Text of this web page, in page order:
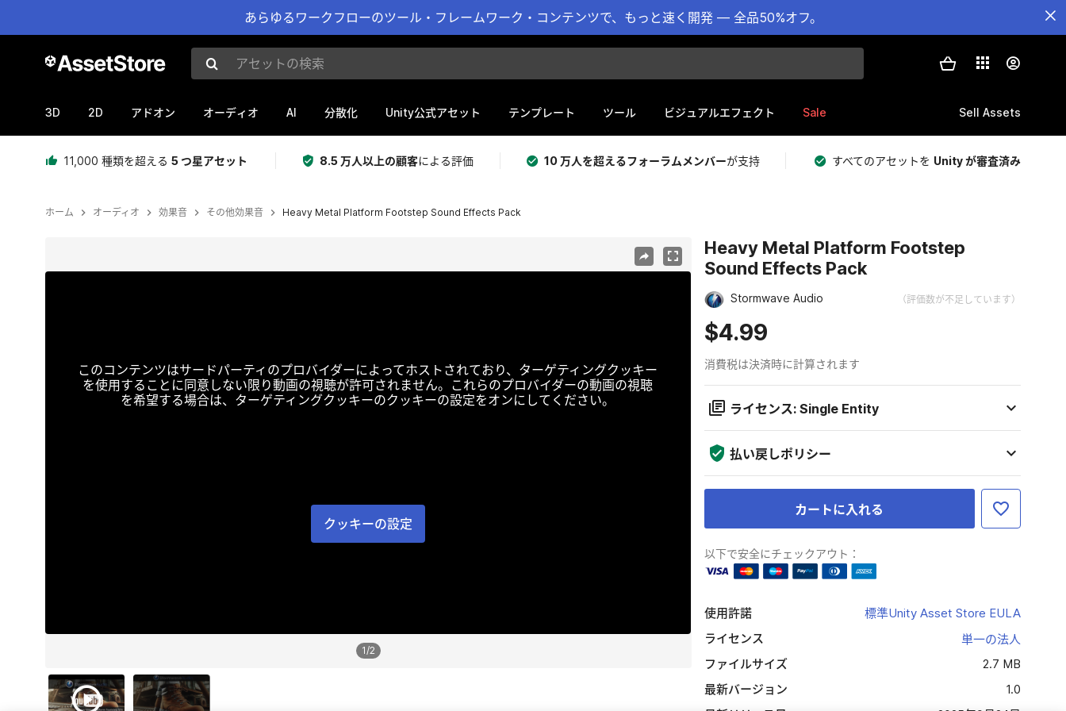
あらゆるワークフローのツール・フレームワーク・コンテンツで、もっと速く開発 — 全品50%オフ。
アセットの検索
3D 2D アドオン オーディオ AI 分散化 Unity公式アセット テンプレート ツール ビジュアルエフェクト Sale Sell Assets
11,000 種類を超える 5 つ星アセット 8.5 万人以上の顧客による評価 10 万人を超えるフォーラムメンバーが支持 すべてのアセットを Unity が審査済み
ホーム オーディオ 効果音 その他効果音 Heavy Metal Platform Footstep Sound Effects Pack
このコンテンツはサードパーティのプロバイダーによってホストされており、ターゲティングクッキー
を使用することに同意しない限り動画の視聴が許可されません。これらのプロバイダーの動画の視聴
を希望する場合は、ターゲティングクッキーのクッキーの設定をオンにしてください。
クッキーの設定
1/2
Heavy Metal Platform Footstep
Sound Effects Pack
Stormwave Audio （評価数が不足しています）
$4.99
消費税は決済時に計算されます
ライセンス: Single Entity
払い戻しポリシー
カートに入れる
以下で安全にチェックアウト：
使用許諾
標準Unity Asset Store EULA
ライセンス
単一の法人
ファイルサイズ
2.7 MB
最新バージョン
1.0